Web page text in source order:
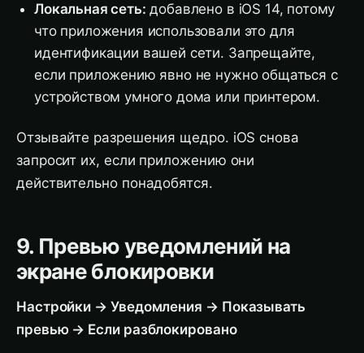
Локальная сеть: добавлено в iOS 14, потому
что приложения использовали это для
идентификации вашей сети. Запрещайте,
если приложению явно не нужно общаться с
устройством умного дома или принтером.
Отзывайте разрешения щедро. iOS снова
запросит их, если приложению они
действительно понадобятся.
9. Превью уведомлений на
экране блокировки
Настройки → Уведомления → Показывать
превью → Если разблокировано